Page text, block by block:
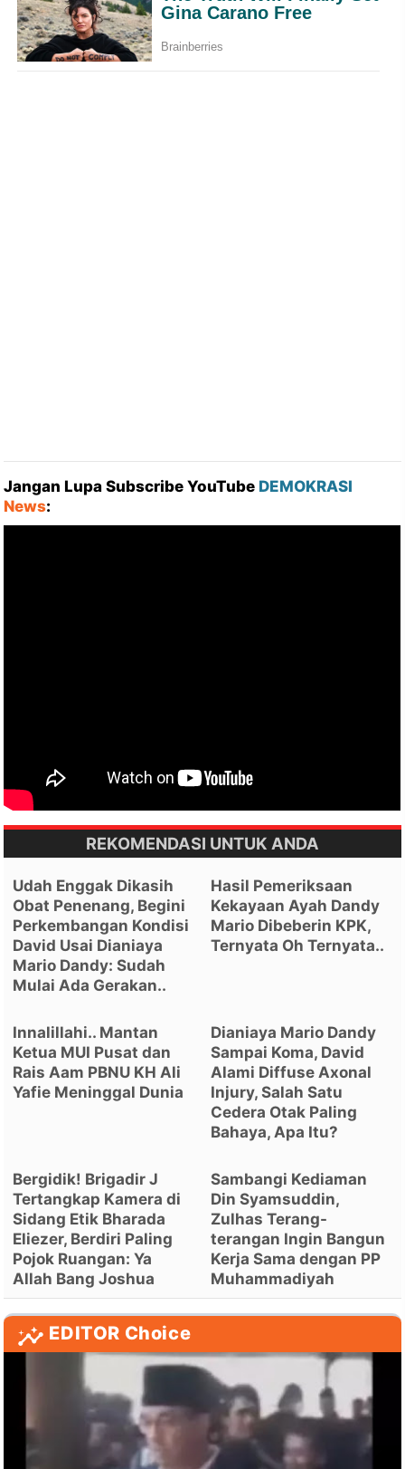
Jangan Lupa Subscribe YouTube DEMOKRASI
News:
REKOMENDASI UNTUK ANDA
Udah Enggak Dikasih
Obat Penenang, Begini
Perkembangan Kondisi
David Usai Dianiaya
Mario Dandy: Sudah
Mulai Ada Gerakan..
Hasil Pemeriksaan
Kekayaan Ayah Dandy
Mario Dibeberin KPK,
Ternyata Oh Ternyata..
Innalillahi.. Mantan
Ketua MUI Pusat dan
Rais Aam PBNU KH Ali
Yafie Meninggal Dunia
Dianiaya Mario Dandy
Sampai Koma, David
Alami Diffuse Axonal
Injury, Salah Satu
Cedera Otak Paling
Bahaya, Apa Itu?
Bergidik! Brigadir J
Tertangkap Kamera di
Sidang Etik Bharada
Eliezer, Berdiri Paling
Pojok Ruangan: Ya
Allah Bang Joshua
Sambangi Kediaman
Din Syamsuddin,
Zulhas Terang-
terangan Ingin Bangun
Kerja Sama dengan PP
Muhammadiyah
EDITOR Choice